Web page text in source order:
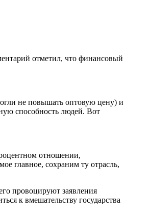
отметил, что финансовый
не повышать оптовую цену) и
способность людей. Вот
отношении,
главное, сохраним ту отрасль,
провоцируют заявления
к вмешательству государства